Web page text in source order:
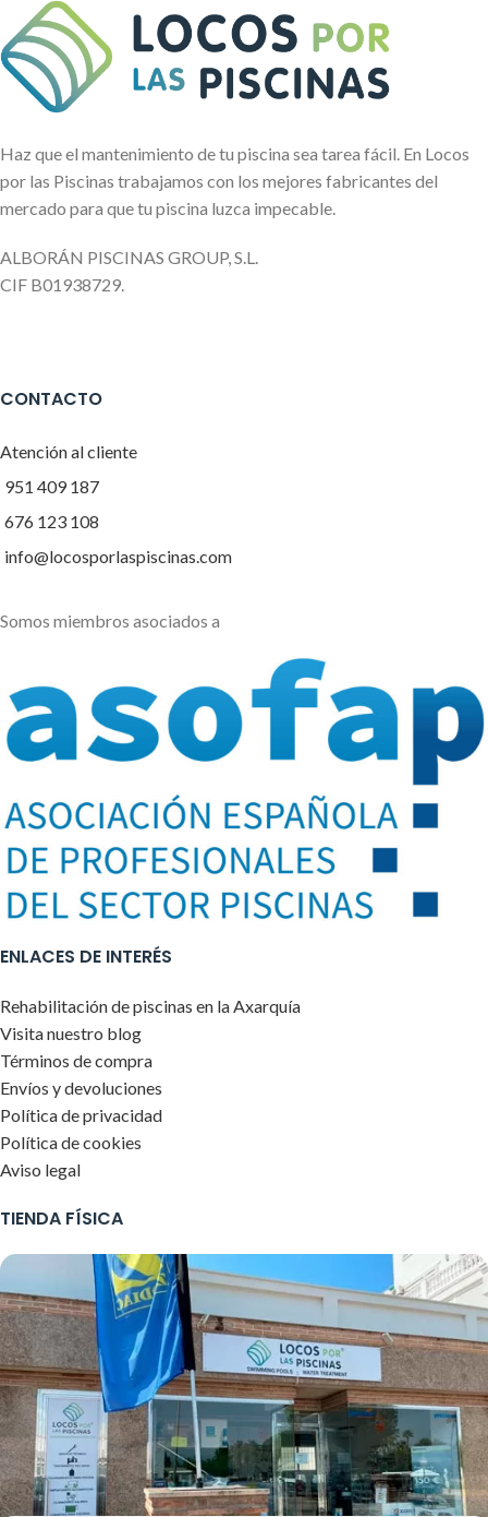
Haz que el mantenimiento de tu piscina sea tarea fácil. En Locos
por las Piscinas trabajamos con los mejores fabricantes del
mercado para que tu piscina luzca impecable.
ALBORÁN PISCINAS GROUP, S.L.
CIF B01938729.
CONTACTO
Atención al cliente
951 409 187
676 123 108
info@locosporlaspiscinas.com
Somos miembros asociados a
ENLACES DE INTERÉS
Rehabilitación de piscinas en la Axarquía
Visita nuestro blog
Términos de compra
Envíos y devoluciones
Política de privacidad
Política de cookies
Aviso legal
TIENDA FÍSICA